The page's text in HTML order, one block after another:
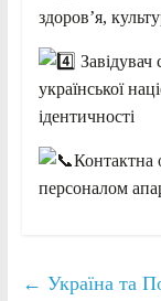
здоров’я,
української
ідентичності
Контактна
персоналом
← Україна та